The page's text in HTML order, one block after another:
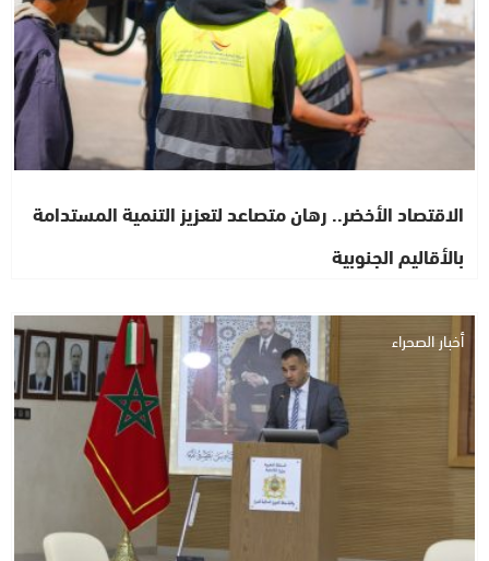
الاقتصاد الأخضر.. رهان متصاعد لتعزيز التنمية المستدامة
بالأقاليم الجنوبية
أخبار الصحراء